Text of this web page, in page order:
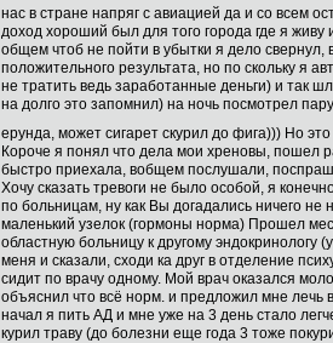
нас в стране напряг с авиацией да и со всем
доход хороший был для того города где я живу
общем чтоб не пойти в убытки я дело свернул,
положительного результата, но по скольку я
не тратить ведь заработанные деньги) и так
на долго это запомнил) на ночь посмотрел
ерунда, может сигарет скурил до фига))) Но
Короче я понял что дела мои хреновы, пошел
быстро приехала, вобщем послушали,
Хочу сказать тревоги не было особой, я
по больницам, ну как Вы догадались ничего
маленький узелок (гормоны норма) Прошел
областную больницу к другому
меня и сказали, сходи ка друг в отделение
сидит по врачу одному. Мой врач оказался
объяснил что всё норм. и предложил мне
начал я пить АД и мне уже на 3 день стало
курил траву (до болезни еще года 3 тоже